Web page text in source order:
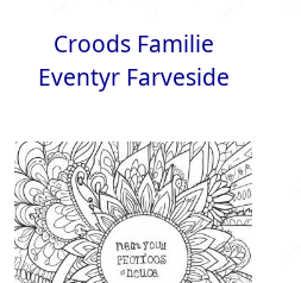
Croods Familie
Eventyr Farveside